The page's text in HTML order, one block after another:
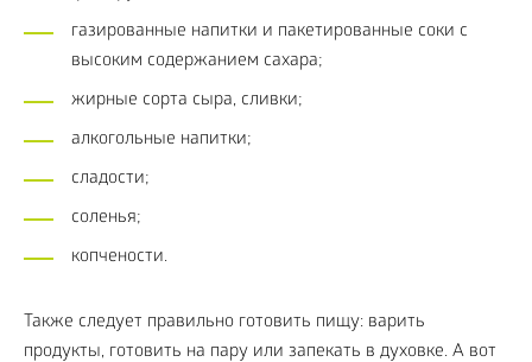
газированные напитки и пакетированные соки с
высоким содержанием сахара;
жирные сорта сыра, сливки;
алкогольные напитки;
сладости;
соленья;
копчености.
Также следует правильно готовить пищу: варить
продукты, готовить на пару или запекать в духовке. А вот